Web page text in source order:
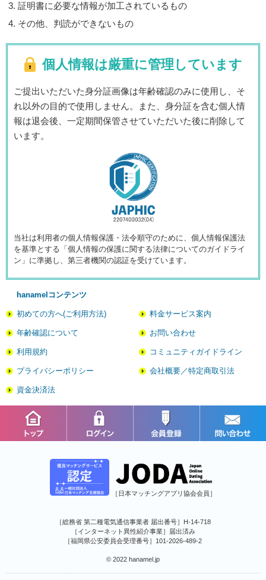
証明書に必要な情報が加工されているもの
その他、判読ができないもの
個人情報は厳重に管理しています
ご提出いただいた身分証画像は年齢確認のみに使用し、そ
れ以外の目的で使用しません。また、身分証を含む個人情
報は退会後、一定期間保管させていただいた後に削除して
います。
当社は利用者の個人情報保護・法令順守のために、個人情報保護法
を基準とする「個人情報の保護に関する法律についてのガイドライ
ン」に準拠し、第三者機関の認証を受けています。
hanamelコンテンツ
初めての方へ(ご利用方法) 料金サービス案内
年齢確認について お問い合わせ
利用規約 コミュニティガイドライン
プライバシーポリシー 会社概要／特定商取引法
資金決済法
［日本マッチングアプリ協会会員］
［総務省 第二種電気通信事業者 届出番号］H-14-718
［インターネット異性紹介事業］届出済み
［福岡県公安委員会受理番号］101-2026-489-2
© 2022 hanamel.jp